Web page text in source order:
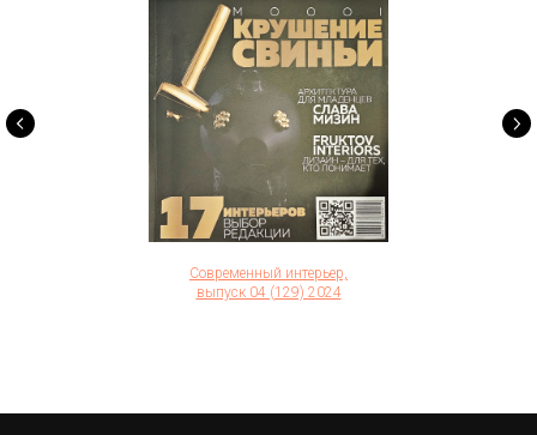
Современный интерьер,
выпуск 04 (129) 2024